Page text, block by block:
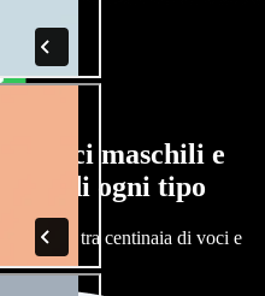
di voci maschili e
di ogni tipo
Scegli tra centinaia di voci e